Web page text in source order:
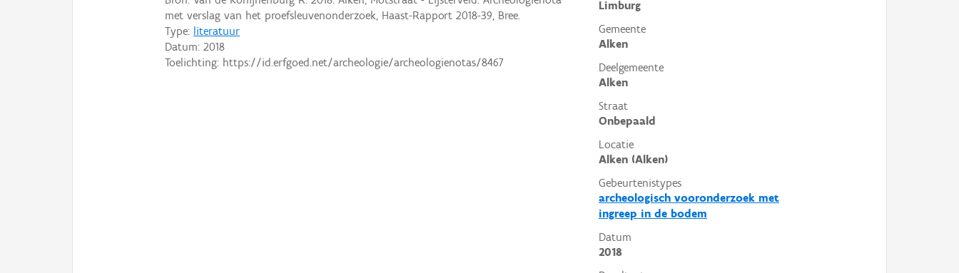
Limburg
Gemeente
Alken
Deelgemeente
Alken
Straat
Onbepaald
Locatie
Alken (Alken)
Gebeurtenistypes
archeologisch vooronderzoek met
ingreep in de bodem
Datum
2018
met verslag van het proefsleuvenonderzoek, Haast-Rapport 2018-39, Bree.
Type: literatuur
Datum:2018
Toelichting: https://id.erfgoed.net/archeologie/archeologienotas/8467